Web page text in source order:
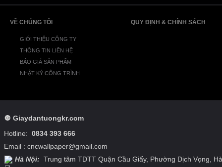
VỀ CHÚNG TÔI
GIỚI THIỆU CÔNG TY
THÔNG TIN LIÊN HỆ
BÁO GIÁ SẢN PHẨM
NHẬT KÝ CÔNG TRÌNH
QUY ĐỊNH & CHÍNH SÁCH
🔘 Giaydantuongkr.com
Hotline: 0834 393 666
Email : cncwallpaper@gmail.com
Hà Nội: Trung tâm TDTT Quận Cầu Giấy, Phường Dịch Vọng,